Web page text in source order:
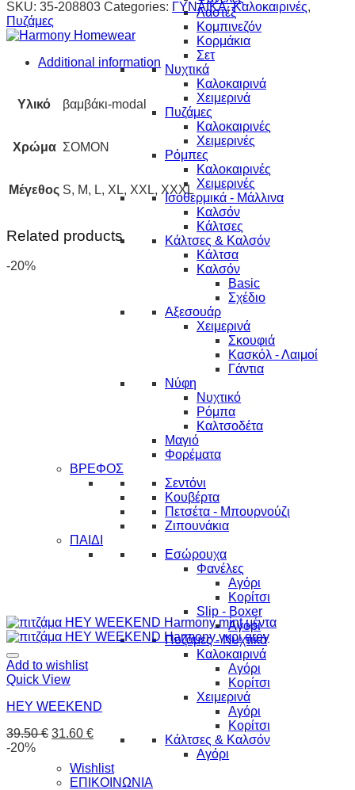
Λαστέξ
Κομπινεζόν
Κορμάκια
Σετ
Νυχτικά
Καλοκαιρινά
Χειμερινά
Πυζάμες
Καλοκαιρινές
Χειμερινές
Ρόμπες
Καλοκαιρινές
Χειμερινές
Ισοθερμικά - Μάλλινα
Καλσόν
Κάλτσες
Κάλτσες & Καλσόν
Κάλτσα
Καλσόν
Basic
Σχέδιο
Αξεσουάρ
Χειμερινά
Σκουφιά
Κασκόλ - Λαιμοί
Γάντια
Νύφη
Νυχτικό
Ρόμπα
Καλτσοδέτα
Μαγιό
Φορέματα
ΒΡΕΦΟΣ
Σεντόνι
Κουβέρτα
Πετσέτα - Μπουρνούζι
Ζιπουνάκια
ΠΑΙΔΙ
Εσώρουχα
Φανέλες
Αγόρι
Κορίτσι
Slip - Boxer
Αγόρι
Πυζάμες - Νυχτικά
Καλοκαιρινά
Αγόρι
Κορίτσι
Χειμερινά
Αγόρι
Κορίτσι
Κάλτσες & Καλσόν
Αγόρι
Wishlist
ΕΠΙΚΟΙΝΩΝΙΑ
SKU: 35-208803 Categories: ΓΥΝΑΙΚΑ,Καλοκαιρινές,
Πυζάμες
Additional information
Υλικό βαμβάκι-modal
Χρώμα ΣΟΜΟΝ
Μέγεθος S, M, L, XL, XXL, XXXL
Related products
-20%
Add to wishlist
Quick View
HEY WEEKEND
39.50€ 31.60 €
-20%